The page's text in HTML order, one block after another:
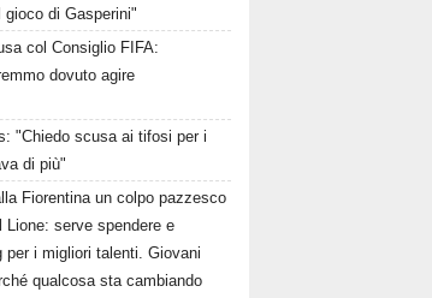
gioco di Gasperini"
col Consiglio FIFA:
dovuto agire
"Chiedo scusa ai tifosi per i
di più"
Fiorentina un colpo pazzesco
serve spendere e
per i migliori talenti. Giovani
qualcosa sta cambiando